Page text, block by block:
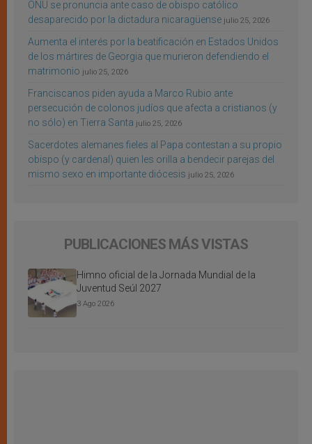
ONU se pronuncia ante caso de obispo católico
desaparecido por la dictadura nicaragüense julio 25, 2026
Aumenta el interés por la beatificación en Estados Unidos
de los mártires de Georgia que murieron defendiendo el
matrimonio julio 25, 2026
Franciscanos piden ayuda a Marco Rubio ante
persecución de colonos judíos que afecta a cristianos (y
no sólo) en Tierra Santa julio 25, 2026
Sacerdotes alemanes fieles al Papa contestan a su propio
obispo (y cardenal) quien les orilla a bendecir parejas del
mismo sexo en importante diócesis julio 25, 2026
PUBLICACIONES MÁS VISTAS
Himno oficial de la Jornada Mundial de la
Juventud Seúl 2027
3 Ago 2026